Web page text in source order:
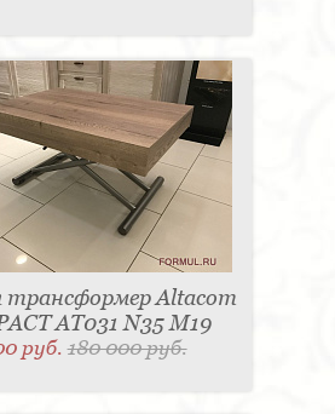
Altacom
AT031 N35 M19
руб.180 000 руб.